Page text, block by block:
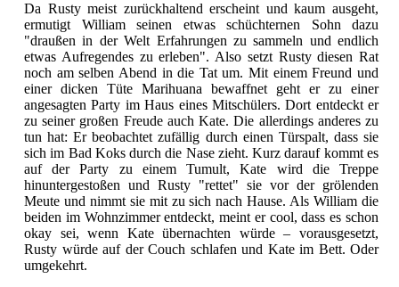
Da Rusty meist zurückhaltend erscheint und kaum ausgeht,
ermutigt William seinen etwas schüchternen Sohn dazu
"draußen in der Welt Erfahrungen zu sammeln und endlich
etwas Aufregendes zu erleben". Also setzt Rusty diesen Rat
noch am selben Abend in die Tat um. Mit einem Freund und
einer dicken Tüte Marihuana bewaffnet geht er zu einer
angesagten Party im Haus eines Mitschülers. Dort entdeckt er
zu seiner großen Freude auch Kate. Die allerdings anderes zu
tun hat: Er beobachtet zufällig durch einen Türspalt, dass sie
sich im Bad Koks durch die Nase zieht. Kurz darauf kommt es
auf der Party zu einem Tumult, Kate wird die Treppe
hinuntergestoßen und Rusty "rettet" sie vor der grölenden
Meute und nimmt sie mit zu sich nach Hause. Als William die
beiden im Wohnzimmer entdeckt, meint er cool, dass es schon
okay sei, wenn Kate übernachten würde – vorausgesetzt,
Rusty würde auf der Couch schlafen und Kate im Bett. Oder
umgekehrt.